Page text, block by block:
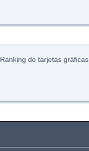
Ranking de tarjetas gráficas